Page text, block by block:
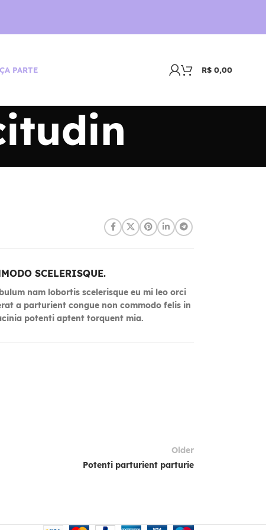
PARTE R$0,00
SCELERISQUE.
nam lobortis scelerisque eu mi leo orci
a parturient congue non commodo felis in
potenti aptent torquent mia.
Older
Potenti parturient parturie